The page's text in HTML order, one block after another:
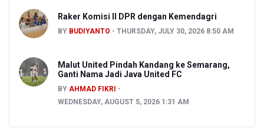
Raker Komisi II DPR dengan Kemendagri
BY BUDIYANTO THURSDAY, JULY 30, 2026 8:50 AM
Malut United Pindah Kandang ke Semarang,
Ganti Nama Jadi Java United FC
BY AHMAD FIKRI
WEDNESDAY, AUGUST 5, 2026 1:31 AM